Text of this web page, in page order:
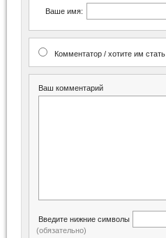
Ваше имя:
Комментатор / хотите им стать
Ваш комментарий
Введите нижние символы
(обязательно)